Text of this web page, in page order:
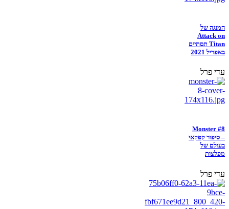
המנגה של
Attack on
Titan תסתיים
באפריל 2021
עדי פרל
Monster #8
– סיפור קפקאי
בעולם של
מפלצות
עדי פרל